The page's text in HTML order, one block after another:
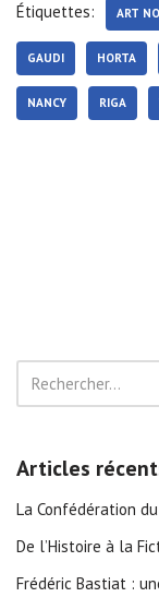
Étiquettes: ART
GAUDI HORTA
NANCY RIGA
Articles
La Confédération
De l’Histoire à la
Frédéric Bastiat :